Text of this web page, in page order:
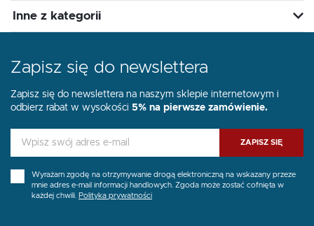
Inne z kategorii
Zapisz się do newslettera
Zapisz się do newslettera na naszym sklepie internetowym i
odbierz rabat w wysokości 5% na pierwsze zamówienie.
ZAPISZ SIĘ
Wyrażam zgodę na otrzymywanie drogą elektroniczną na wskazany przeze
mnie adres e-mail informacji handlowych. Zgoda może zostać cofnięta w
każdej chwili. Polityka prywatności